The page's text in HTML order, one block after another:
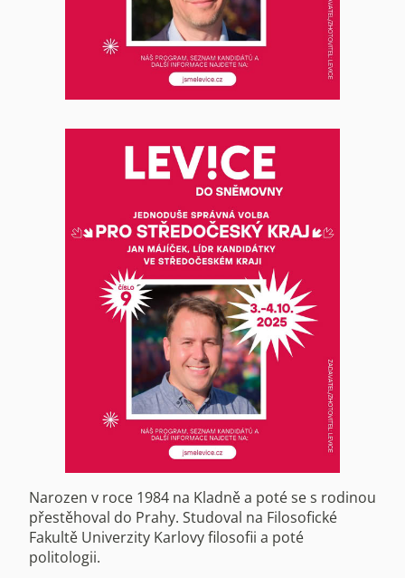
Narozen v roce 1984 na Kladně a poté se s rodinou
přestěhoval do Prahy. Studoval na Filosofické
Fakultě Univerzity Karlovy filosofii a poté
politologii.